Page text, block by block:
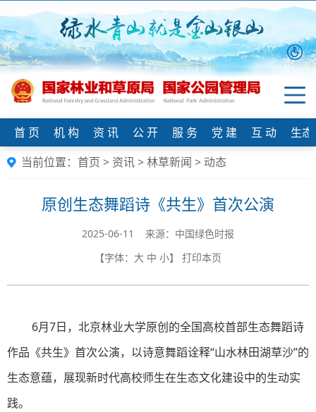
首 页 机 构 资 讯 公 开 服 务 党 建 互 动
生
当前位置： 首页 > 资讯>林草新闻 > 动态
原创生态舞蹈诗《共生》首次公演
2025-06-11 来源：中国绿色时报
【字体： 大 中 小】 打印本页
6月7日，北京林业大学原创的全国高校首部生态舞蹈诗
作品《共生》首次公演，以诗意舞蹈诠释“山水林田湖草沙”的
生态意蕴，展现新时代高校师生在生态文化建设中的生动实
践。